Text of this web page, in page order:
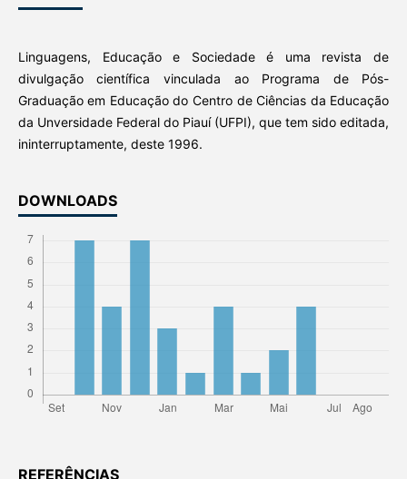
Linguagens, Educação e Sociedade é uma revista de
divulgação científica vinculada ao Programa de Pós-
Graduação em Educação do Centro de Ciências da Educação
da Unversidade Federal do Piauí (UFPI), que tem sido editada,
ininterruptamente, deste 1996.
DOWNLOADS
REFERÊNCIAS